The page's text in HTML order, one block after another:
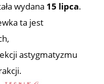
wydana 15 lipca.
ta jest
astygmatyzmu